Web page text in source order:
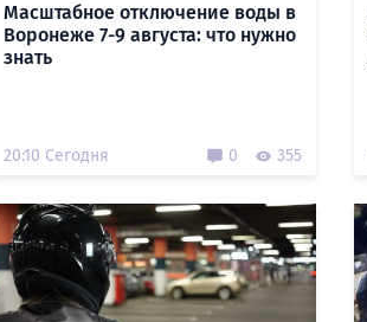
Масштабное отключение воды в
Воронеже 7-9 августа: что нужно
знать
20:10 Сегодня 0 355